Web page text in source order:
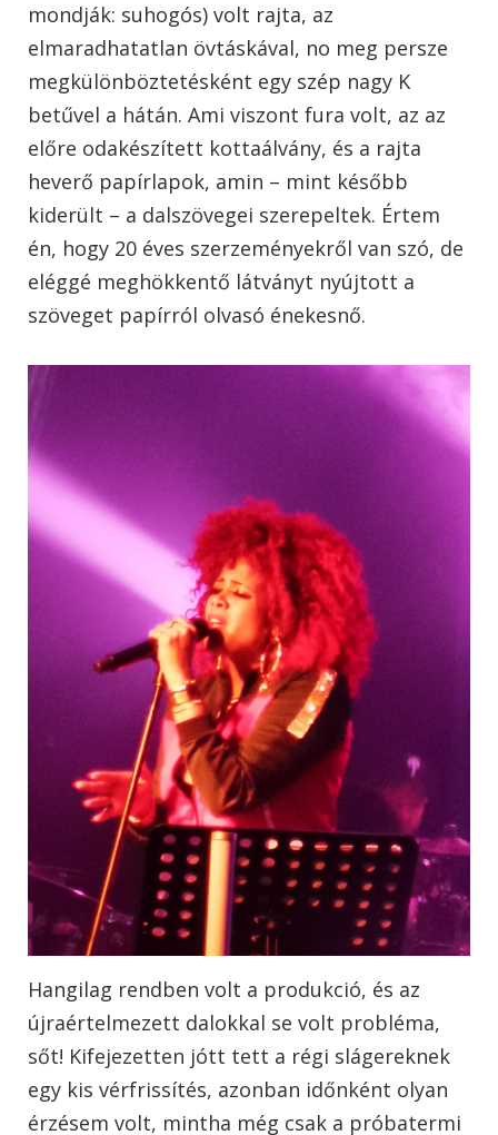
mondják: suhogós) volt rajta, az
elmaradhatatlan övtáskával, no meg persze
megkülönböztetésként egy szép nagy K
betűvel a hátán. Ami viszont fura volt, az az
előre odakészített kottaálvány, és a rajta
heverő papírlapok, amin – mint később
kiderült – a dalszövegei szerepeltek. Értem
én, hogy 20 éves szerzeményekről van szó, de
eléggé meghökkentő látványt nyújtott a
szöveget papírról olvasó énekesnő.
Hangilag rendben volt a produkció, és az
újraértelmezett dalokkal se volt probléma,
sőt! Kifejezetten jótt tett a régi slágereknek
egy kis vérfrissítés, azonban időnként olyan
érzésem volt, mintha még csak a próbatermi